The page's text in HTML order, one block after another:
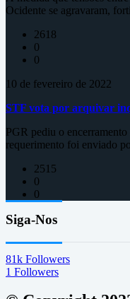
Ocidente se agravaram,
2618
0
0
10 de fevereiro de 2022
STF vota por arquivar
PGR pediu o
requerimento foi enviado
2515
0
0
Siga-Nos
81k Followers
1 Followers